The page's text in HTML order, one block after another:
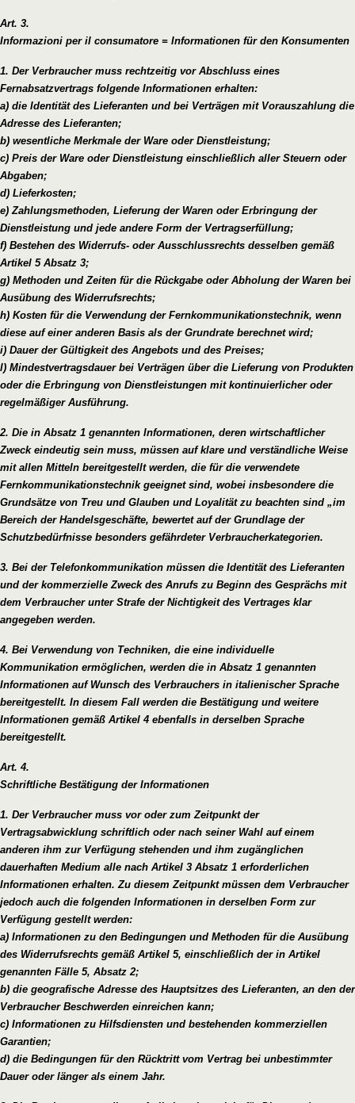
Art. 3.
Informazioni per il consumatore = Informationen für den Konsumenten
1. Der Verbraucher muss rechtzeitig vor Abschluss eines
Fernabsatzvertrags folgende Informationen erhalten:
a) die Identität des Lieferanten und bei Verträgen mit Vorauszahlung die
Adresse des Lieferanten;
b) wesentliche Merkmale der Ware oder Dienstleistung;
c) Preis der Ware oder Dienstleistung einschließlich aller Steuern oder
Abgaben;
d) Lieferkosten;
e) Zahlungsmethoden, Lieferung der Waren oder Erbringung der
Dienstleistung und jede andere Form der Vertragserfüllung;
f) Bestehen des Widerrufs- oder Ausschlussrechts desselben gemäß
Artikel 5 Absatz 3;
g) Methoden und Zeiten für die Rückgabe oder Abholung der Waren bei
Ausübung des Widerrufsrechts;
h) Kosten für die Verwendung der Fernkommunikationstechnik, wenn
diese auf einer anderen Basis als der Grundrate berechnet wird;
i) Dauer der Gültigkeit des Angebots und des Preises;
l) Mindestvertragsdauer bei Verträgen über die Lieferung von Produkten
oder die Erbringung von Dienstleistungen mit kontinuierlicher oder
regelmäßiger Ausführung.
2. Die in Absatz 1 genannten Informationen, deren wirtschaftlicher
Zweck eindeutig sein muss, müssen auf klare und verständliche Weise
mit allen Mitteln bereitgestellt werden, die für die verwendete
Fernkommunikationstechnik geeignet sind, wobei insbesondere die
Grundsätze von Treu und Glauben und Loyalität zu beachten sind „im
Bereich der Handelsgeschäfte, bewertet auf der Grundlage der
Schutzbedürfnisse besonders gefährdeter Verbraucherkategorien.
3. Bei der Telefonkommunikation müssen die Identität des Lieferanten
und der kommerzielle Zweck des Anrufs zu Beginn des Gesprächs mit
dem Verbraucher unter Strafe der Nichtigkeit des Vertrages klar
angegeben werden.
4. Bei Verwendung von Techniken, die eine individuelle
Kommunikation ermöglichen, werden die in Absatz 1 genannten
Informationen auf Wunsch des Verbrauchers in italienischer Sprache
bereitgestellt. In diesem Fall werden die Bestätigung und weitere
Informationen gemäß Artikel 4 ebenfalls in derselben Sprache
bereitgestellt.
Art. 4.
Schriftliche Bestätigung der Informationen
1. Der Verbraucher muss vor oder zum Zeitpunkt der
Vertragsabwicklung schriftlich oder nach seiner Wahl auf einem
anderen ihm zur Verfügung stehenden und ihm zugänglichen
dauerhaften Medium alle nach Artikel 3 Absatz 1 erforderlichen
Informationen erhalten. Zu diesem Zeitpunkt müssen dem Verbraucher
jedoch auch die folgenden Informationen in derselben Form zur
Verfügung gestellt werden:
a) Informationen zu den Bedingungen und Methoden für die Ausübung
des Widerrufsrechts gemäß Artikel 5, einschließlich der in Artikel
genannten Fälle 5, Absatz 2;
b) die geografische Adresse des Hauptsitzes des Lieferanten, an den der
Verbraucher Beschwerden einreichen kann;
c) Informationen zu Hilfsdiensten und bestehenden kommerziellen
Garantien;
d) die Bedingungen für den Rücktritt vom Vertrag bei unbestimmter
Dauer oder länger als einem Jahr.